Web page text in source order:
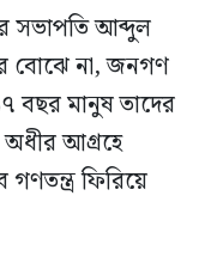
সভাপতি আব্দুল
বোঝে না, জনগণ
মানুষ তাদের
অধীর আগ্রহে
ফিরিয়ে